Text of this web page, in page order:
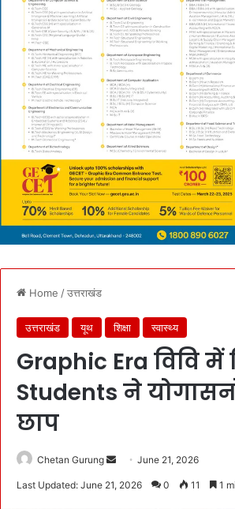
Home /उत्तराखंड
उत्तराखंड यूथ शिक्षा स्वास्थ्य
Graphic Era विवि में
Students ने
छाप
Chetan Gurung June 21, 2026
Last Updated: June 21, 2026 0 11 1